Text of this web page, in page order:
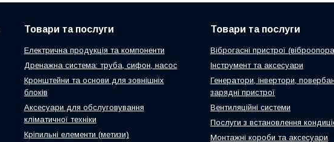
Товари та послуги
Електрична продукція та компоненти
Дренажна система: труба, сифон, насос
Кронштейни та основи для зовнішніх
блоків
Аксесуари для обслуговування
кліматичної техніки
Кріпильні елементи (метизи)
Товари та послуги
Віброгасні пристрої
Інструмент та аксесуари
Генератори, інвертори,
зарядні пристрої
Вентиляційні системи
Послуги з встановлення
Монтажні короби та аксесуари